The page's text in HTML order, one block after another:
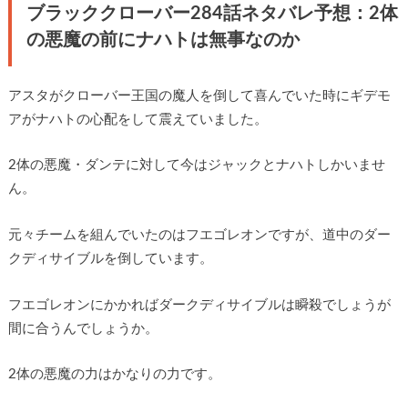
ブラッククローバー284話ネタバレ予想：2体
の悪魔の前にナハトは無事なのか
アスタがクローバー王国の魔人を倒して喜んでいた時にギデモ
アがナハトの心配をして震えていました。
2体の悪魔・ダンテに対して今はジャックとナハトしかいませ
ん。
元々チームを組んでいたのはフエゴレオンですが、道中のダー
クディサイブルを倒しています。
フエゴレオンにかかればダークディサイブルは瞬殺でしょうが
間に合うんでしょうか。
2体の悪魔の力はかなりの力です。